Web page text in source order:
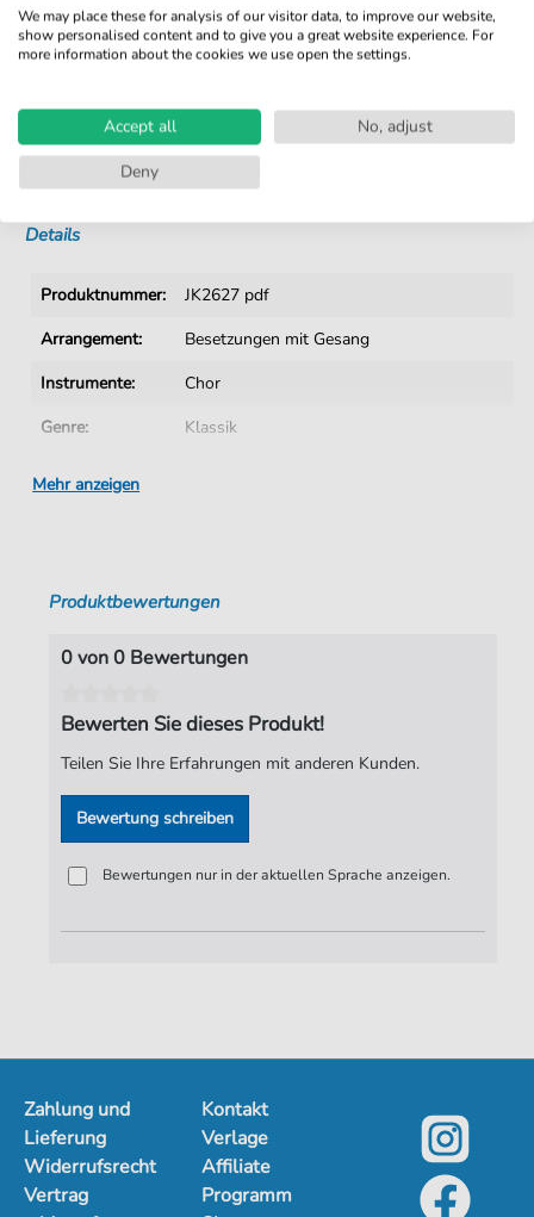
100% Legal & Lizenziert
Kein Abo. Fairer Einzelkauf.
Sofortiger Download nach Kauf
Details
Produktnummer:
JK2627 pdf
Arrangement:
Besetzungen mit Gesang
Instrumente:
Chor
Genre:
Klassik
Ära:
Tonart:
F-Dur
Autoren:
unbekannt
Friedrich (1789-1860)
Seiten:
2
Spieldauer:
01:00
Verlag:
Jürgen Knuth
Mehr anzeigen
Produktbewertungen
0 von 0 Bewertungen
Bewerten Sie dieses Produkt!
Teilen Sie Ihre Erfahrungen mit anderen Kunden.
Bewertung schreiben
Bewertungen nur in der aktuellen Sprache anzeigen.
Zahlung und
Lieferung
Widerrufsrecht
Vertrag
Kontakt
Verlage
Affiliate
Programm
We may place these for analysis of our visitor data, to improve our website,
show personalised content and to give you a great website experience. For
more information about the cookies we use open the settings.
Accept all
No, adjust
Deny